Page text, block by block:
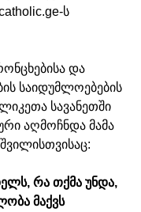
ს
და
საიდუმლოებების
სავანეთში
აღმოჩნდა მამა
რა თქმა უნდა,
მაქვს